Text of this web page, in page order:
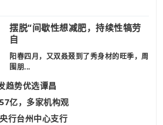
摆脱“间歇性想减肥，持续性犒劳
自
阳春四月，又双叒叕到了秀身材的旺季，周
围朋...
趋势优选谭昌
亿，多家机构观
行台州中心支行